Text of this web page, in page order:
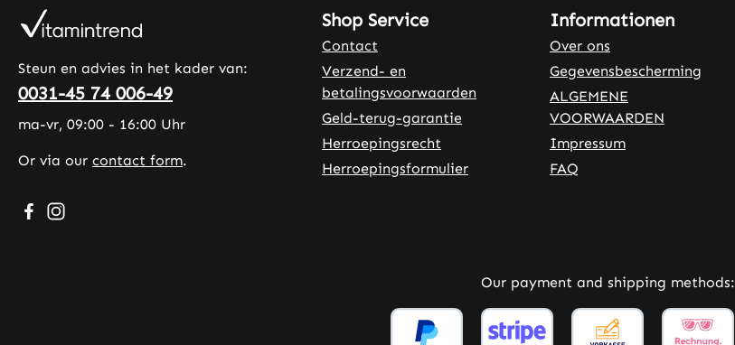
Steun en advies in het kader van:
0031-45 74 006-49
ma-vr, 09:00 - 16:00 Uhr
Or via our contact form.
Visit us on Facebook – opens in a new browser tab (external link)
Check us out on Instagram – opens in a new browser tab (external link)
Shop Service
Contact
Verzend- en
betalingsvoorwaarden
Geld-terug-garantie
Herroepingsrecht
Herroepingsformulier
Informationen
Over ons
Gegevensbescherming
ALGEMENE
VOORWAARDEN
Impressum
FAQ
Our payment and shipping methods: